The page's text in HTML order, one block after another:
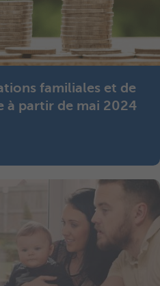
familiales et de
à partir de mai 2024